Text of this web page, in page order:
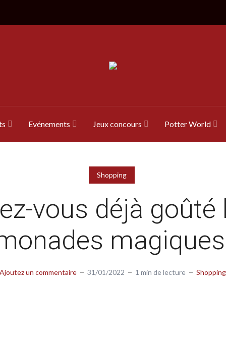
Evénements Jeux concours Potter World
Shopping
vous déjà goûté
Ajoutez un commentaire 31/01/2022 1 min de lecture Shopping